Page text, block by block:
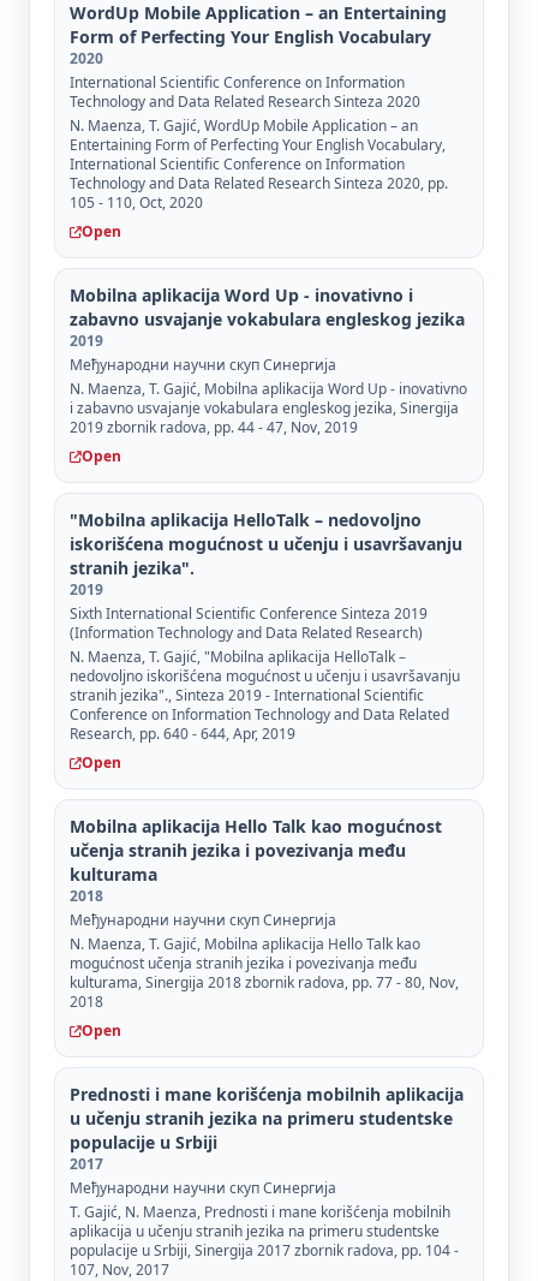
WordUp Mobile Application – an Entertaining
Form of Perfecting Your English Vocabulary
2020
International Scientific Conference on Information
Technology and Data Related Research Sinteza 2020
N. Maenza, T. Gajić, WordUp Mobile Application – an
Entertaining Form of Perfecting Your English Vocabulary,
International Scientific Conference on Information
Technology and Data Related Research Sinteza 2020, pp.
105 - 110, Oct, 2020
Open
Mobilna aplikacija Word Up - inovativno i
zabavno usvajanje vokabulara engleskog jezika
2019
Међународни научни скуп Синергија
N. Maenza, T. Gajić, Mobilna aplikacija Word Up - inovativno
i zabavno usvajanje vokabulara engleskog jezika, Sinergija
2019 zbornik radova, pp. 44 - 47, Nov, 2019
Open
"Mobilna aplikacija HelloTalk – nedovoljno
iskorišćena mogućnost u učenju i usavršavanju
stranih jezika".
2019
Sixth International Scientific Conference Sinteza 2019
(Information Technology and Data Related Research)
N. Maenza, Т. Gajić, "Mobilna aplikacija HelloTalk –
nedovoljno iskorišćena mogućnost u učenju i usavršavanju
stranih jezika"., Sinteza 2019 - International Scientific
Conference on Information Technology and Data Related
Research, pp. 640 - 644, Apr, 2019
Open
Mobilna aplikacija Hello Talk kao mogućnost
učenja stranih jezika i povezivanja među
kulturama
2018
Међународни научни скуп Синергија
N. Maenza, T. Gajić, Mobilna aplikacija Hello Talk kao
mogućnost učenja stranih jezika i povezivanja među
kulturama, Sinergija 2018 zbornik radova, pp. 77 - 80, Nov,
2018
Open
Prednosti i mane korišćenja mobilnih aplikacija
u učenju stranih jezika na primeru studentske
populacije u Srbiji
2017
Међународни научни скуп Синергија
T. Gajić, N. Maenza, Prednosti i mane korišćenja mobilnih
aplikacija u učenju stranih jezika na primeru studentske
populacije u Srbiji, Sinergija 2017 zbornik radova, pp. 104 -
107, Nov, 2017